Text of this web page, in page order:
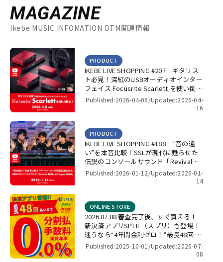
MAGAZINE
Ikebe MUSIC INFOMATION DTM関連情報
IKEBE LIVE SHOPPING #207｜ギタリス
ト必見！深紅のUSBオーディオインター
フェイス Focusrite Scarlett を使い倒
せ！【presented by パワーレック】
PRODUCT
Published:2026-04-06/Updated:2026-04-
16
IKEBE LIVE SHOPPING #188｜“音の違
い”を本音比較！SSLが現代に甦らせた
伝説のコンソールサウンド「Revival
4000」＆「Super 9000」【presented
PRODUCT
Published:2026-01-12/Updated:2026-01-
14
2026.07.08 審査完了後、すぐ買える！
新決済アプリSPLIE（スプリ）も登場！
迷うなら“4年間金利ゼロ！”最長48回 無
金利キャンペーン
ONLINE STORE
Published:2025-10-01/Updated:2026-07-
08